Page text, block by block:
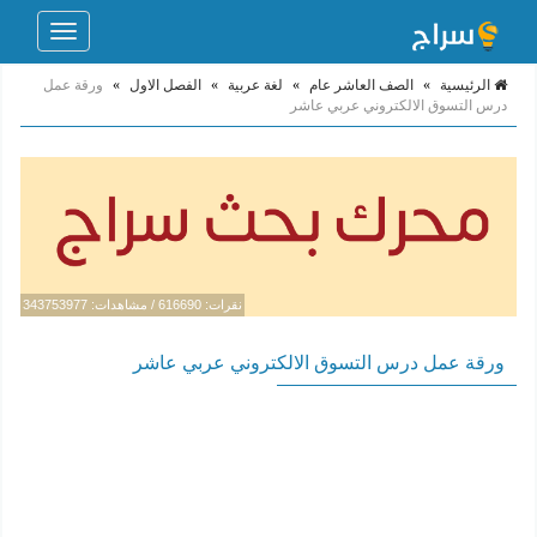
Toggle
الرئيسية » الصف العاشر عام » لغة عربية » الفصل الاول »
ورقة عمل
درس التسوق الالكتروني عربي عاشر
نقرات: 616690 / مشاهدات: 343753977
ورقة عمل درس التسوق الالكتروني عربي عاشر